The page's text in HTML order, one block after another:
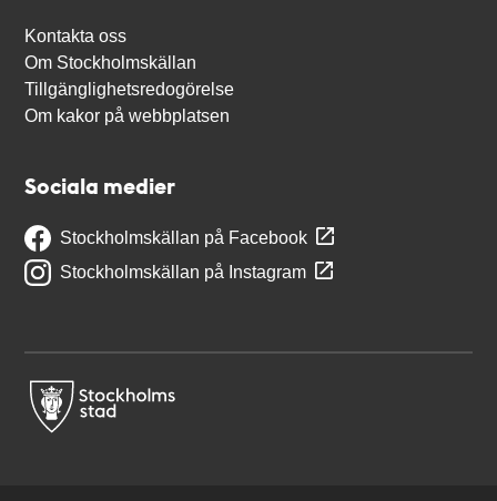
Kontakta oss
Om Stockholmskällan
Tillgänglighetsredogörelse
Om kakor på webbplatsen
Sociala medier
Stockholmskällan på Facebook
Stockholmskällan på Instagram